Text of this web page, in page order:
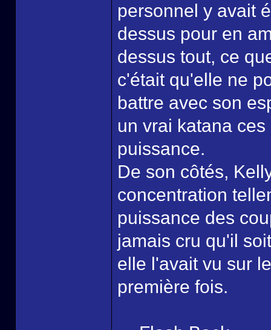
personnel y avait
dessus pour en
dessus tout, ce
c'était qu'elle ne
battre avec son
un vrai katana
puissance.
De son côtés,
concentration
puissance des
jamais cru qu'il
elle l'avait vu sur
première fois.